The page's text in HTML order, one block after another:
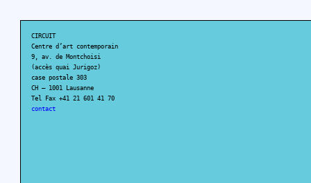
CIRCUIT
Centre d’art contemporain
9, av. de Montchoisi
(accès quai Jurigoz)
case postale 303
CH – 1001 Lausanne
Tel Fax +41 21 601 41 70
contact